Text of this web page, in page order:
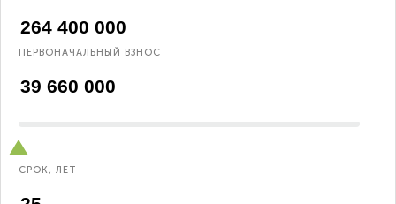
ПЕРВОНАЧАЛЬНЫЙ ВЗНОС
СРОК, ЛЕТ